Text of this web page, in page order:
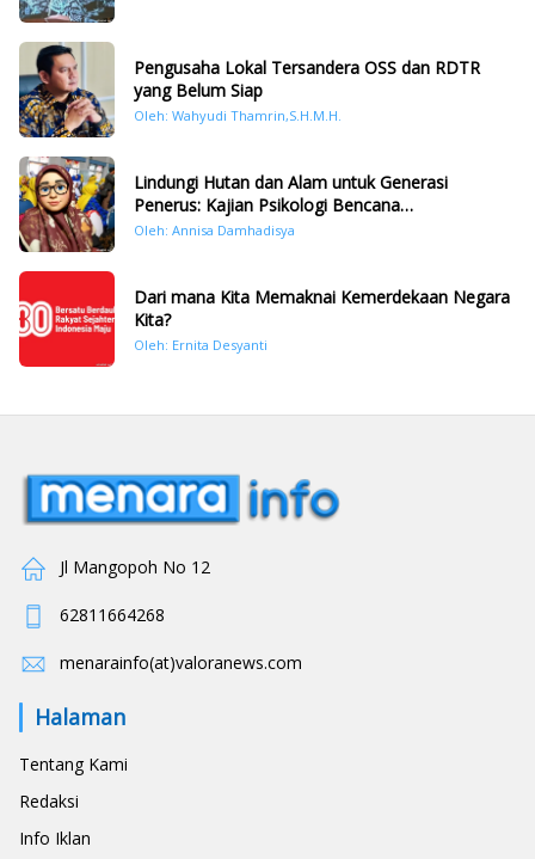
Pengusaha Lokal Tersandera OSS dan RDTR
yang Belum Siap
Oleh: Wahyudi Thamrin,S.H.M.H.
Lindungi Hutan dan Alam untuk Generasi
Penerus: Kajian Psikologi Bencana
Hidrometeorologi di Sumatera Pasca Tragedi
Oleh: Annisa Damhadisya
Dari mana Kita Memaknai Kemerdekaan Negara
Kita?
Oleh: Ernita Desyanti
Jl Mangopoh No 12
62811664268
menarainfo(at)valoranews.com
Halaman
Tentang Kami
Redaksi
Info Iklan